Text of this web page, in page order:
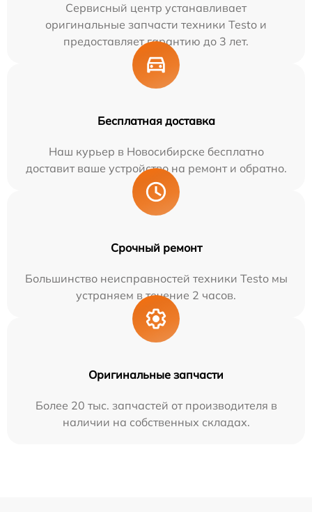
Сервисный центр устанавливает
оригинальные запчасти техники Testo и
предоставляет гарантию до 3 лет.
Бесплатная доставка
Наш курьер в Новосибирске бесплатно
доставит ваше устройство на ремонт и обратно.
Срочный ремонт
Большинство неисправностей техники Testo мы
устраняем в течение 2 часов.
Оригинальные запчасти
Более 20 тыс. запчастей от производителя в
наличии на собственных складах.